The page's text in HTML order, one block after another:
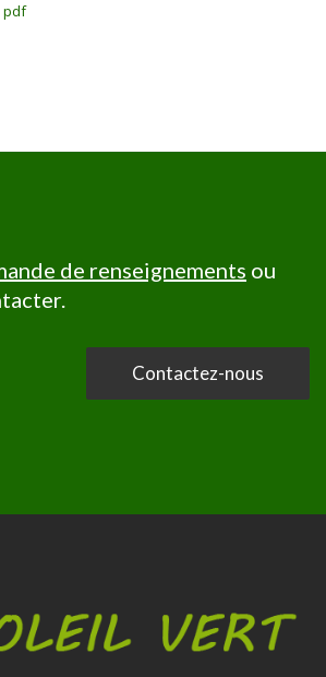
pdf
de renseignements ou
Contactez-nous